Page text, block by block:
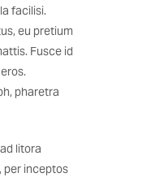
facilisi.
eu pretium
Fusce id
pharetra
litora
per inceptos